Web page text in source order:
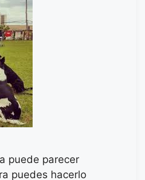
puede parecer
puedes hacerlo